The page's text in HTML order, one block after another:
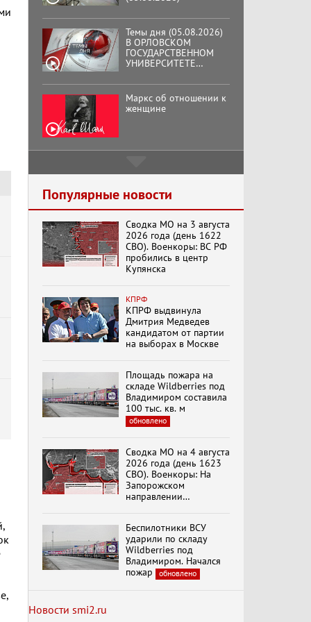
Темы дня (05.08.2026)
В ОРЛОВСКОМ
ГОСУДАРСТВЕННОМ
УНИВЕРСИТЕТЕ
АУДИТОРИЯ ИМЕНИ
ЗНАМЕНИТОГО
ВЫПУСКНИКА,
ГЕННАДИЯ ЗЮГАНОВА.
Маркс об отношении к
женщине
кооператор
Хук слева:
«Додоговаривались...»
(11.06.2026)
Бренды Советской
эпохи "Гжель"
«Безразмерное
Кольцо»
К ГРАЖДАНАМ
Г.А. Зюганова,
Председателя ЦК
КПРФ Руководителя
фракции КПРФ в
Государственной Думе
РФ (28.07.2026)
Документальный
фильм "Империализм и
Менять курс! В.Боглаев,
И.Буданов, А.Лежава,
Н.Останина
Популярные новости
Сводка МО на 3 августа
2026 года (день 1622
СВО). Военкоры: ВС РФ
пробились в центр
Купянска
КПРФ
КПРФ выдвинула
Дмитрия Медведев
кандидатом от партии
на выборах в Москве
Площадь пожара на
складе Wildberries под
Владимиром составила
100 тыс. кв. м
обновлено
Сводка МО на 4 августа
2026 года (день 1623
СВО). Военкоры: На
Запорожском
направлении
Степногорска
Беспилотники ВСУ
ударили по складу
Wildberries под
Владимиром. Начался
пожар
обновлено
Новости smi2.ru